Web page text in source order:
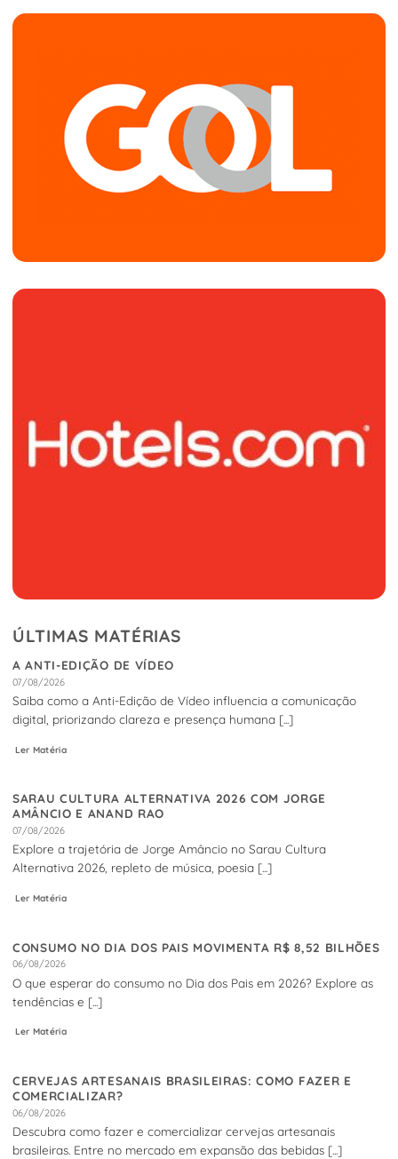
ÚLTIMAS MATÉRIAS
A ANTI-EDIÇÃO DE VÍDEO
07/08/2026
Saiba como a Anti-Edição de Vídeo influencia a comunicação
digital, priorizando clareza e presença humana [...]
Ler Matéria
SARAU CULTURA ALTERNATIVA 2026 COM JORGE
AMÂNCIO E ANAND RAO
07/08/2026
Explore a trajetória de Jorge Amâncio no Sarau Cultura
Alternativa 2026, repleto de música, poesia [...]
Ler Matéria
CONSUMO NO DIA DOS PAIS MOVIMENTA R$ 8,52 BILHÕES
06/08/2026
O que esperar do consumo no Dia dos Pais em 2026? Explore as
tendências e [...]
Ler Matéria
CERVEJAS ARTESANAIS BRASILEIRAS: COMO FAZER E
COMERCIALIZAR?
06/08/2026
Descubra como fazer e comercializar cervejas artesanais
brasileiras. Entre no mercado em expansão das bebidas [...]